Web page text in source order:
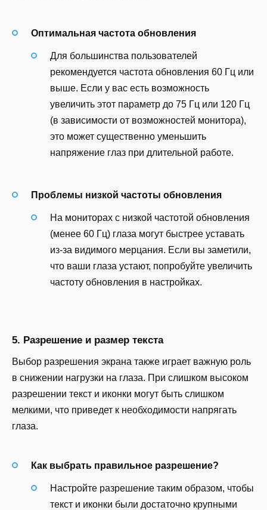
Оптимальная частота обновления
Для большинства пользователей
рекомендуется частота обновления 60 Гц или
выше. Если у вас есть возможность
увеличить этот параметр до 75 Гц или 120 Гц
(в зависимости от возможностей монитора),
это может существенно уменьшить
напряжение глаз при длительной работе.
Проблемы низкой частоты обновления
На мониторах с низкой частотой обновления
(менее 60 Гц) глаза могут быстрее уставать
из-за видимого мерцания. Если вы заметили,
что ваши глаза устают, попробуйте увеличить
частоту обновления в настройках.
5. Разрешение и размер текста
Выбор разрешения экрана также играет важную роль
в снижении нагрузки на глаза. При слишком высоком
разрешении текст и иконки могут быть слишком
мелкими, что приведет к необходимости напрягать
глаза.
Как выбрать правильное разрешение?
Настройте разрешение таким образом, чтобы
текст и иконки были достаточно крупными